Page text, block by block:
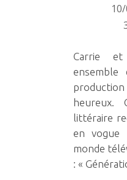
Carrie
ensemble
heureux.
littéraire
en vogue
monde
: «